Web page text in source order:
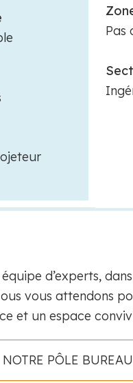
Pas
d’experts,
vous attendons
et un espace
NOTRE PÔLE